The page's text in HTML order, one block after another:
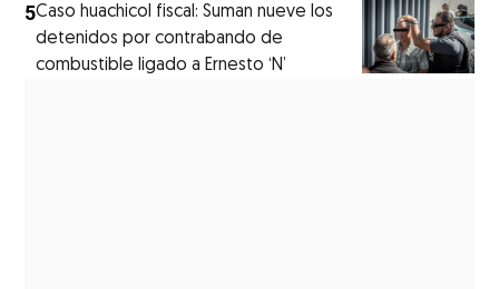
5Caso huachicol fiscal: Suman nueve los
detenidos por contrabando de
combustible ligado a Ernesto ‘N’